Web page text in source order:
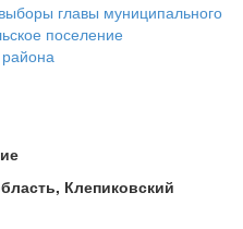
главы муниципального
поселение
района
Клепиковский